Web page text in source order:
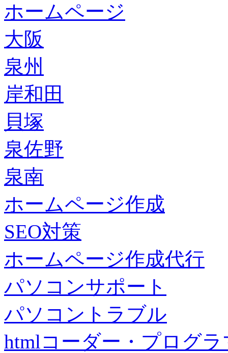
ホームページ
大阪
泉州
岸和田
貝塚
泉佐野
泉南
ホームページ作成
SEO対策
ホームページ作成代行
パソコンサポート
パソコントラブル
htmlコーダー・プログラ